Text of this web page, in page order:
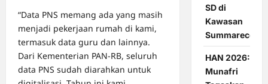
“Data PNS memang ada yang masih
menjadi pekerjaan rumah di kami,
termasuk data guru dan lainnya.
Dari Kementerian PAN-RB, seluruh
data PNS sudah diarahkan untuk
SD di
Kawasan
Summarecon
HAN 2026:
Munafri